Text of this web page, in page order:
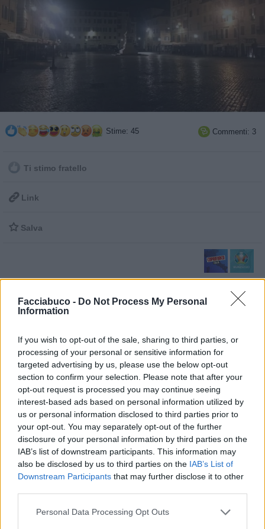
Facciabuco - Do Not Process My Personal
Information
If you wish to opt-out of the sale, sharing to third parties, or
processing of your personal or sensitive information for
targeted advertising by us, please use the below opt-out
section to confirm your selection. Please note that after your
opt-out request is processed you may continue seeing
interest-based ads based on personal information utilized by
us or personal information disclosed to third parties prior to
your opt-out. You may separately opt-out of the further
disclosure of your personal information by third parties on the
IAB’s list of downstream participants. This information may
also be disclosed by us to third parties on the IAB’s List of
Downstream Participants that may further disclose it to other
Personal Data Processing Opt Outs
Stime: 45  Commenti: 3
Ti stimo fratello
 Link
 Salva
Elymarghe
·Ti stimo·Rispondi
Dr00py:Si è capovolto il tutto 😅😅😅
3
12 Giugno 2021 alle ore 18:18
·Ti stimo ·Rispondi
Assivirgin:Già
1
13 Giugno 2021 alle ore 11:38
Ti stimo·Rispondi